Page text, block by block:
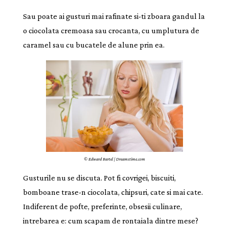
Sau poate ai gusturi mai rafinate si-ti zboara gandul la
o ciocolata cremoasa sau crocanta, cu umplutura de
caramel sau cu bucatele de alune prin ea.
© Edward Bartel | Dreamstime.com
Gusturile nu se discuta. Pot fi covrigei, biscuiti,
bomboane trase-n ciocolata, chipsuri, cate si mai cate.
Indiferent de pofte, preferinte, obsesii culinare,
intrebarea e: cum scapam de rontaiala dintre mese?